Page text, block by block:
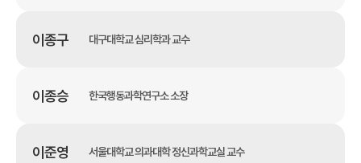
이종구 대구대학교 심리학과 교수
이종승 한국행동과학연구소 소장
이준영 서울대학교 의과대학 정신과학교실 교수